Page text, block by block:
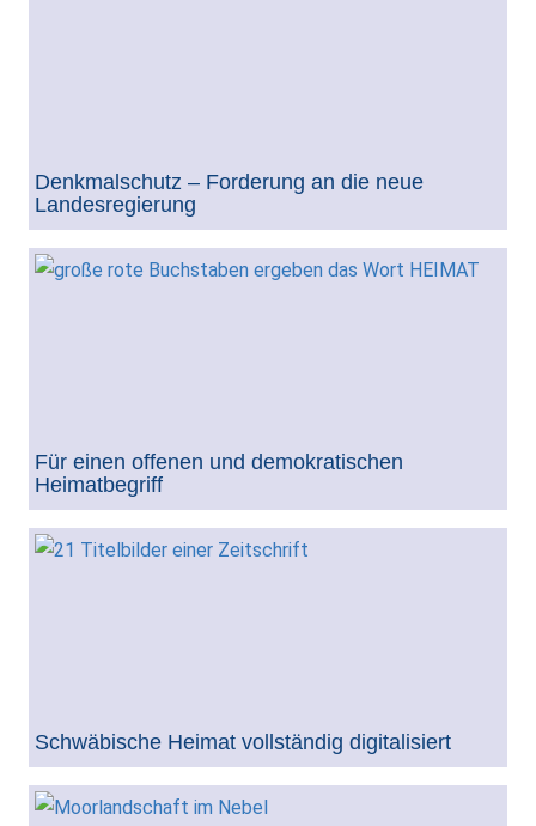
Denkmalschutz – Forderung an die neue
Landesregierung
Für einen offenen und demokratischen
Heimatbegriff
Schwäbische Heimat vollständig digitalisiert